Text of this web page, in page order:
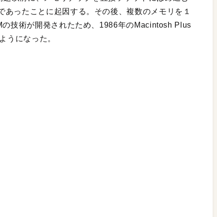
ったことに起因する。その後、複数のメモリを１
技術が開発されたため、1986年のMacintosh Plus
うになった。